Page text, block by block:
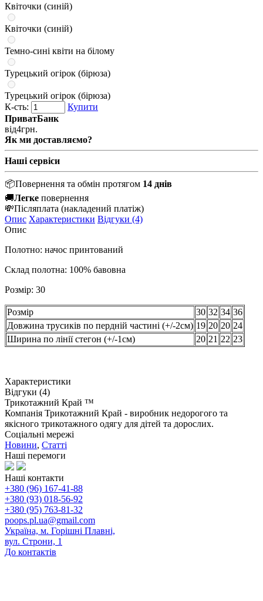
Квіточки (синій)
Квіточки (синій)
Темно-сині квіти на білому
Турецький огірок (бірюза)
Турецький огірок (бірюза)
К-сть:
Купити
ПриватБанк
від4грн.
Як ми доставляємо?
Наші сервіси
📦Повернення та обмін протягом 14 днів
🚚Легке повернення
💸Післяплата (накладений платіж)
Опис Характеристики Відгуки (4)
Опис
Полотно: начос принтований
Склад полотна: 100% бавовна
Розмір: 30
Розмір 30 32 34 36
Довжина трусиків по пердній частині (+/-2см) 19 20 20 24
Ширина по лінії стегон (+/-1см)
20 21 22 23
Характеристики
Відгуки (4)
Трикотажний Край ™
Компанія Трикотажний Край - виробник недорогого та
якісного трикотажного одягу для дітей та дорослих.
Соціальні мережі
Новини, Статті
Наші перемоги
Наші контакти
+380 (96) 167-41-88
+380 (93) 018-56-92
+380 (95) 763-81-32
poops.pl.ua@gmail.com
Україна, м. Горішні Плавні,
вул. Строни, 1
До контактів